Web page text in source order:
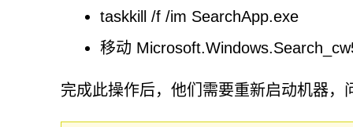
taskkill /f /im SearchApp.exe
移动
完成此操作后，他们需要重新启动机器，